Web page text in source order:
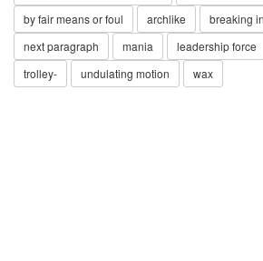
by fair means or foul
archlike breaking
next paragraph
mania leadership force
trolley-
undulating motion wax